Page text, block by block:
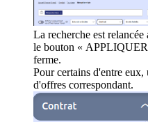
La recherche est
le bouton «
ferme.
Pour certains d'entre
d'offres correspondant.